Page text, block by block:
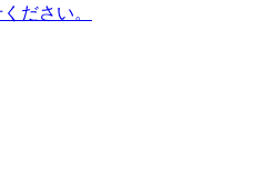
ださい。